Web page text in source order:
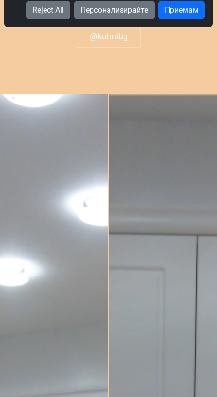
@kuhnibg
Reject All Персонализирайте Приемам